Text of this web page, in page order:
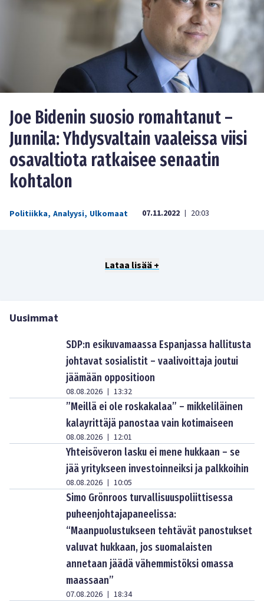
Joe Bidenin suosio romahtanut –
Junnila: Yhdysvaltain vaaleissa viisi
osavaltiota ratkaisee senaatin
kohtalon
Politiikka, Analyysi, Ulkomaat 07.11.2022 | 20:03
Lataa lisää +
Uusimmat
SDP:n esikuvamaassa Espanjassa hallitusta
johtavat sosialistit – vaalivoittaja joutui
jäämään oppositioon
08.08.2026 | 13:32
”Meillä ei ole roskakalaa” – mikkeliläinen
kalayrittäjä panostaa vain kotimaiseen
08.08.2026 | 12:01
Yhteisöveron lasku ei mene hukkaan – se
jää yritykseen investoinneiksi ja palkkoihin
08.08.2026 | 10:05
Simo Grönroos turvallisuuspoliittisessa
puheenjohtajapaneelissa:
“Maanpuolustukseen tehtävät panostukset
valuvat hukkaan, jos suomalaisten
annetaan jäädä vähemmistöksi omassa
maassaan”
07.08.2026 | 18:34